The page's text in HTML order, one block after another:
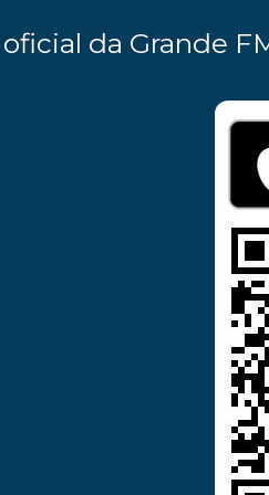
da Grande